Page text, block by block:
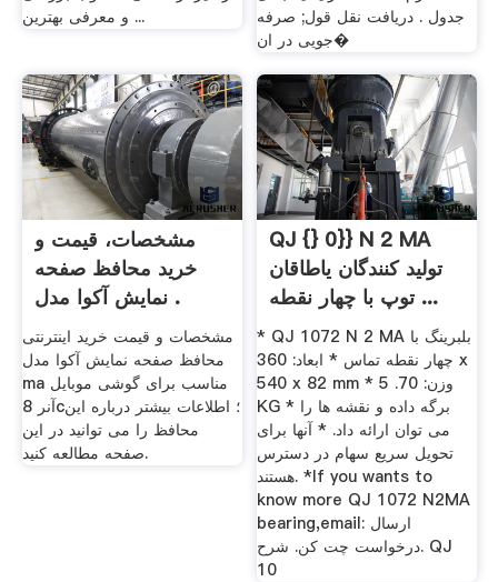
و معرفی بهترین ...
جدول . دریافت نقل قول; صرفه
جویی در ان�
مشخصات، قیمت و
خرید محافظ صفحه
نمایش آکوا مدل .
مشخصات و قیمت خرید اینترنتی
محافظ صفحه نمایش آکوا مدل
ma مناسب برای گوشی موبایل
آنر 8c؛ اطلاعات بیشتر درباره این
محافظ را می توانید در این
صفحه مطالعه کنید.
QJ {} 0}} N 2 MA
تولید کنندگان یاطاقان
توپ با چهار نقطه ...
* QJ 1072 N 2 MA بلبرینگ با
چهار نقطه تماس * ابعاد: 360 x
540 x 82 mm * وزن: 70. 5
KG * برگه داده و نقشه ها را
می توان ارائه داد. * آنها برای
تحویل سریع سهام در دسترس
هستند. *If you wants to
know more QJ 1072 N2MA
bearing,email: ارسال
درخواست چت کن. شرح. QJ
10